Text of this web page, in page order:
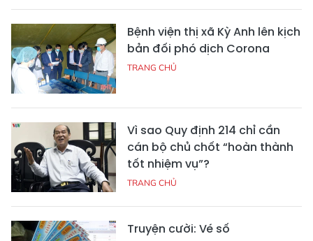
Bệnh viện thị xã Kỳ Anh lên kịch
bản đối phó dịch Corona
TRANG CHỦ
Vì sao Quy định 214 chỉ cần
cán bộ chủ chốt “hoàn thành
tốt nhiệm vụ”?
TRANG CHỦ
Truyện cười: Vé số